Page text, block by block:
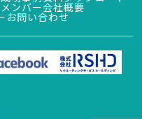
メンバー会社概要
お問い合わせ